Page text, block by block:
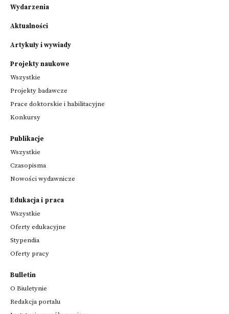
Wydarzenia
Aktualności
Artykuły i wywiady
Projekty naukowe
Wszystkie
Projekty badawcze
Prace doktorskie i habilitacyjne
Konkursy
Publikacje
Wszystkie
Czasopisma
Nowości wydawnicze
Edukacja i praca
Wszystkie
Oferty edukacyjne
Stypendia
Oferty pracy
Bulletin
O Biuletynie
Redakcja portalu